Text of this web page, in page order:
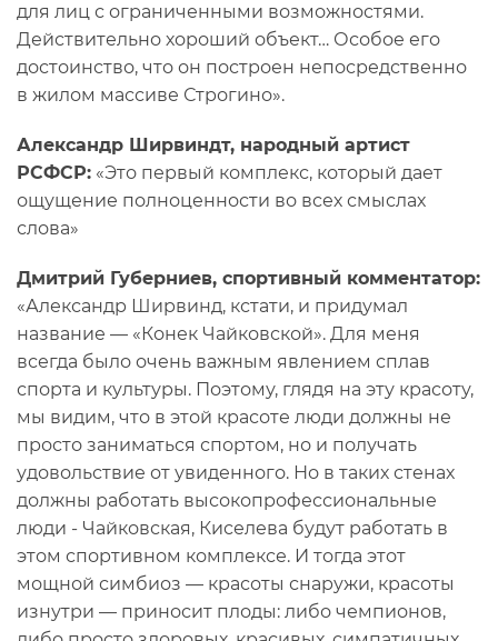
для лиц с ограниченными возможностями.
Действительно хороший объект… Особое его
достоинство, что он построен непосредственно
в жилом массиве Строгино».
Александр Ширвиндт, народный артист
РСФСР: «Это первый комплекс, который дает
ощущение полноценности во всех смыслах
слова»
Дмитрий Губерниев, спортивный комментатор:
«Александр Ширвинд, кстати, и придумал
название — «Конек Чайковской». Для меня
всегда было очень важным явлением сплав
спорта и культуры. Поэтому, глядя на эту красоту,
мы видим, что в этой красоте люди должны не
просто заниматься спортом, но и получать
удовольствие от увиденного. Но в таких стенах
должны работать высокопрофессиональные
люди - Чайковская, Киселева будут работать в
этом спортивном комплексе. И тогда этот
мощной симбиоз — красоты снаружи, красоты
изнутри — приносит плоды: либо чемпионов,